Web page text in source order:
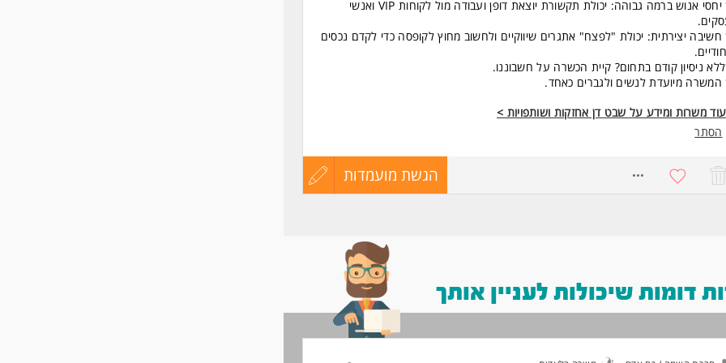
* יחסי אנוש ברמה גבוהה: יכולת תקשורת יוצאת דופן ועבודה מול לקוחות VIP ואנשי
יצירתית: יכולת "לפצח" אתגרים שיווקיים ולחשוב מחוץ לקופסה כדי לקדם נכסים
ניסיון קודם בתחום? קיית הכשרה על חשבוננו.
מיועדת לנשים ולגברים כאחד.
משרות ומידע על שבט דן אחזקות ושותפויות >
הסתר
הגשת מועמדות
עדכון
דומות שיכולות לעניין אותך